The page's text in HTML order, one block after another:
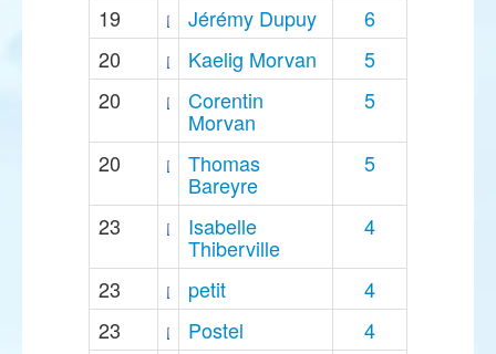
19 Jérémy Dupuy
6
20
Kaelig Morvan
5
20
Corentin
Morvan
5
20 Thomas
Bareyre
5
23 Isabelle
Thiberville
4
23 petit
4
23
Postel
4